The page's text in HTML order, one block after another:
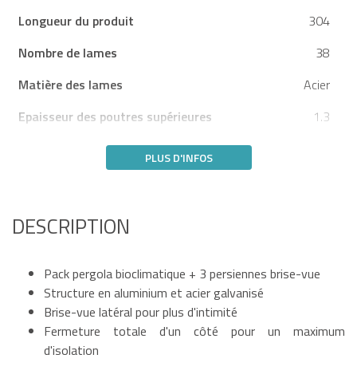
Longueur du produit
304
Nombre de lames
38
Matière des lames
Acier
Epaisseur des poutres supérieures
1.3
PLUS D'INFOS
DESCRIPTION
Pack pergola bioclimatique + 3 persiennes brise-vue
Structure en aluminium et acier galvanisé
Brise-vue latéral pour plus d'intimité
Fermeture totale d'un côté pour un maximum
d'isolation